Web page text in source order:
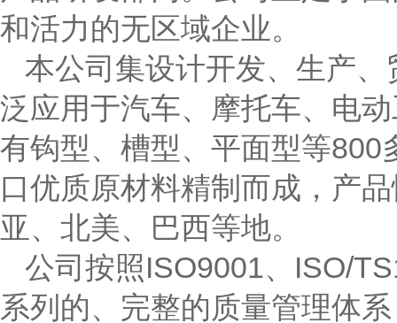
和活力的无区域企业。
本公司集设计开发、生产
泛应用于汽车、摩托车、电
有钩型、槽型、平面型等
口优质原材料精制而成，产
亚、北美、巴西等地。
公司按照ISO9001、ISO/
系列的、完整的质量管理体